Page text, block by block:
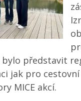
bylo představit
jak pro
MICE akcí.